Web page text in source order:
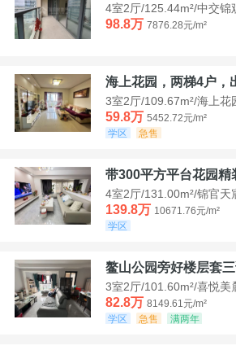
4室2厅/125.44m²/中交锦
98.8万 7876.28元/m²
海上花园，两梯4户，
3室2厅/109.67m²/海上花
59.8万 5452.72元/m²
学区
急售
带300平方平台花园精
4室2厅/131.00m²/锦官天
139.8万 10671.76元/m²
学区
鳌山公园旁好楼层套
3室2厅/101.60m²/喜悦美
82.8万 8149.61元/m²
学区
急售 满两年